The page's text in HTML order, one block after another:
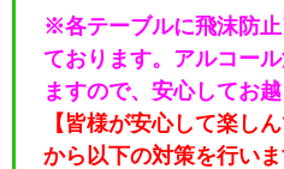
※各テーブルに飛沫防
ております。アルコー
ますので、安心してお越
【皆様が安心して楽し
から以下の対策を行いま